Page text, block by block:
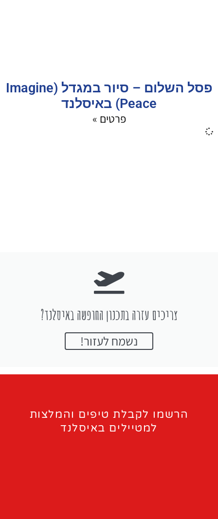
פסל השלום – סיור במגדל (Imagine
Peace) באיסלנד
פרטים »
צריכים עזרה בתכנון החופשה באיסלנד?
נשמח לעזור!
הרשמו לקבלת טיפים והמלצות
למטיילים באיסלנד